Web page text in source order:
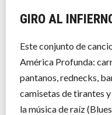
GIRO AL
Este conjunto de
América Profunda:
pantanos, rednecks,
camisetas de tirantes
la música de raíz